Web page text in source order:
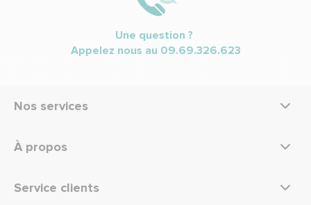
Une question ?
Appelez nous au 09.69.326.623
Nos services
À propos
Service clients